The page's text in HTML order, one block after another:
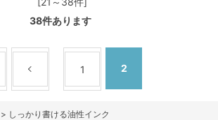
38件あります
1 2
> しっかり書ける油性インク